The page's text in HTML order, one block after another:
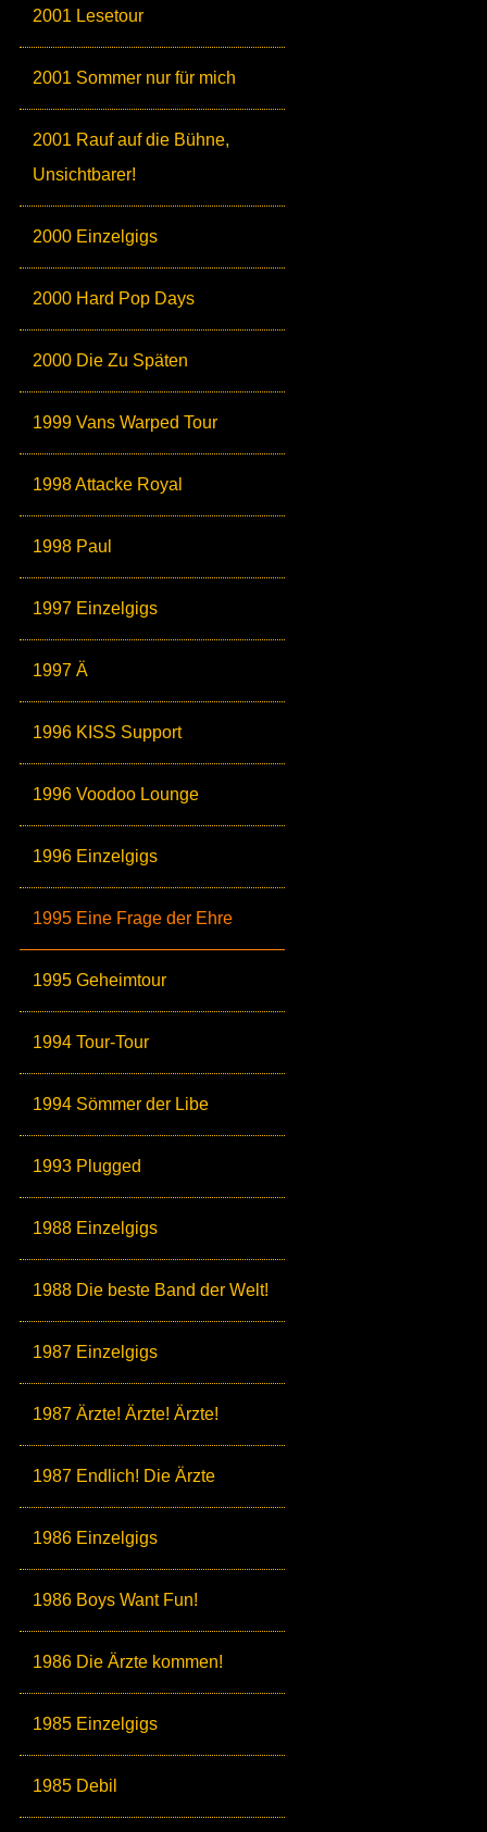
2001 Lesetour
2001 Sommer nur für mich
2001 Rauf auf die Bühne,
Unsichtbarer!
2000 Einzelgigs
2000 Hard Pop Days
2000 Die Zu Späten
1999 Vans Warped Tour
1998 Attacke Royal
1998 Paul
1997 Einzelgigs
1997 Ä
1996 KISS Support
1996 Voodoo Lounge
1996 Einzelgigs
1995 Eine Frage der Ehre
1995 Geheimtour
1994 Tour-Tour
1994 Sömmer der Libe
1993 Plugged
1988 Einzelgigs
1988 Die beste Band der Welt!
1987 Einzelgigs
1987 Ärzte! Ärzte! Ärzte!
1987 Endlich! Die Ärzte
1986 Einzelgigs
1986 Boys Want Fun!
1986 Die Ärzte kommen!
1985 Einzelgigs
1985 Debil